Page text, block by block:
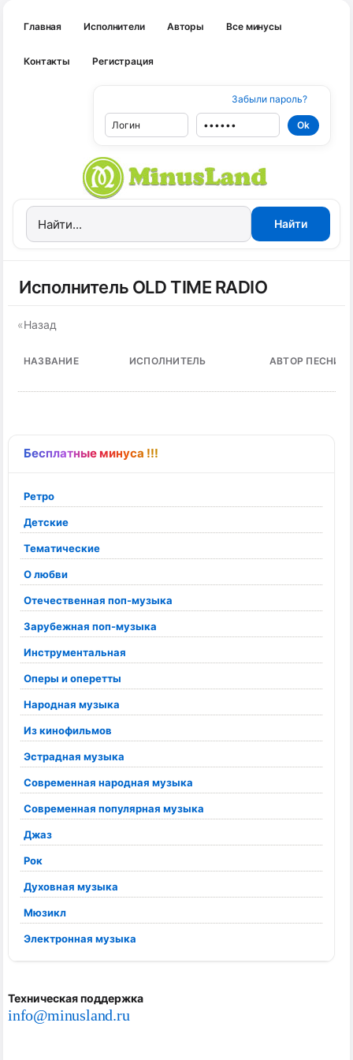
Главная Исполнители Авторы Все минусы
Контакты Регистрация
Забыли пароль?
Бесплатные минуса !!!
Ретро
Детские
Тематические
О любви
Отечественная поп-музыка
Зарубежная поп-музыка
Инструментальная
Оперы и оперетты
Народная музыка
Из кинофильмов
Эстрадная музыка
Современная народная музыка
Современная популярная музыка
Джаз
Рок
Духовная музыка
Мюзикл
Электронная музыка
Техническая поддержка
info@minusland.ru
Исполнитель OLD TIME RADIO
«Назад
НАЗВАНИЕ ИСПОЛНИТЕЛЬ АВТОР ПЕСНИ